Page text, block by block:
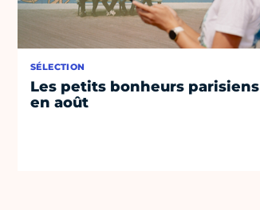
SÉLECTION
Les petits bonheurs parisiens
en août